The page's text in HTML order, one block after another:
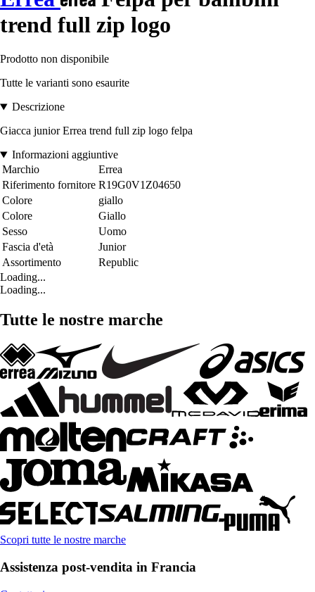
trend full zip logo
Prodotto non disponibile
Tutte le varianti sono esaurite
Descrizione
Giacca junior Errea trend full zip logo felpa
Informazioni aggiuntive
Marchio
Errea
Riferimento fornitore R19G0V1Z04650
Colore
giallo
Colore
Giallo
Sesso
Uomo
Fascia d'età
Junior
Assortimento
Republic
Loading...
Loading...
Tutte le nostre marche
Scopri tutte le nostre marche
Assistenza post-vendita in Francia